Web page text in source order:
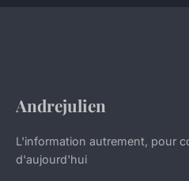
Andrejulien
L'information autrement, pour
d'aujourd'hui